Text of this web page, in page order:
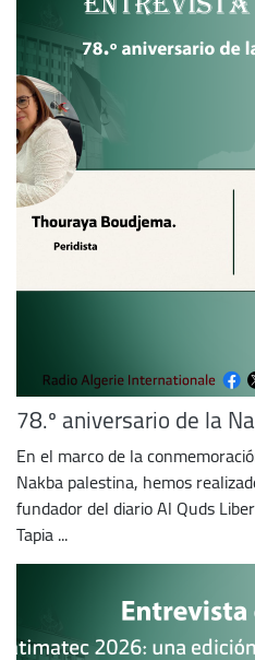
78.º aniversario de la
En el marco de la
Nakba palestina, hemos
fundador del diario Al Quds
Tapia ...